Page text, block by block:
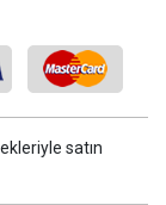
satın